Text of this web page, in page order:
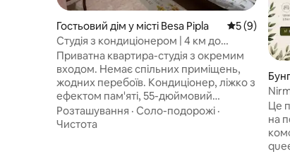
Гостьовий дім у місті Besa Pipla Середня
5 (9)
Студія з кондиціонером | 4 км до
аеропорту | Маніш-Нагар
Приватна квартира-студія з окремим
входом. Немає спільних приміщень,
жодних перебоїв. Кондиціонер, ліжко з
ефектом пам'яті, 55-дюймовий
телевізор 4K Google TV, робочий стіл,
тропічний душ і дзеркало для макіяжу
Розташування · Соло-подорожі ·
Чистота
Це
на